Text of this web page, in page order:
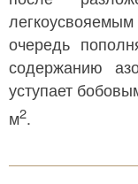
очередь
содержанию
уступает
м2.